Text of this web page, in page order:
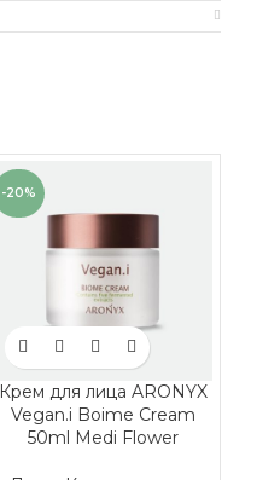
-20%
Крем для лица ARONYX
Vegan.i Boime Cream
50ml Medi Flower